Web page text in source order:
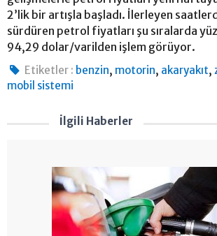
2’lik bir artışla başladı. İlerleyen
sürdüren petrol fiyatları şu sıralarda
94,29 dolar/varilden işlem görüyor.
Etiketler : benzin, motorin, akaryakıt,
mobil sistemi
İlgili Haberler